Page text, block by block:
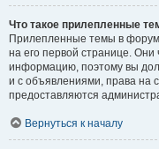
Что такое прилепленные
Прилепленные темы в
на его первой странице.
информацию, поэтому вы
и с объявлениями, права на
предоставляются
Вернуться к началу